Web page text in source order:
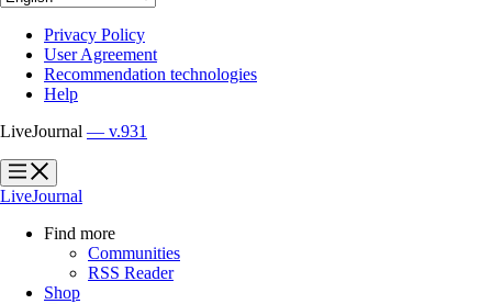
Privacy Policy
User Agreement
Recommendation technologies
Help
LiveJournal — v.931
?
?
LiveJournal
Find more
Communities
RSS Reader
Shop